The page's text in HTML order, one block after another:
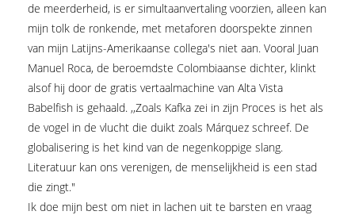
de meerderheid, is er simultaanvertaling voorzien, alleen kan
mijn tolk de ronkende, met metaforen doorspekte zinnen
van mijn Latijns-Amerikaanse collega's niet aan. Vooral Juan
Manuel Roca, de beroemdste Colombiaanse dichter, klinkt
alsof hij door de gratis vertaalmachine van Alta Vista
Babelfish is gehaald. ,,Zoals Kafka zei in zijn Proces is het als
de vogel in de vlucht die duikt zoals Márquez schreef. De
globalisering is het kind van de negenkoppige slang.
Literatuur kan ons verenigen, de menselijkheid is een stad
die zingt."
Ik doe mijn best om niet in lachen uit te barsten en vraag